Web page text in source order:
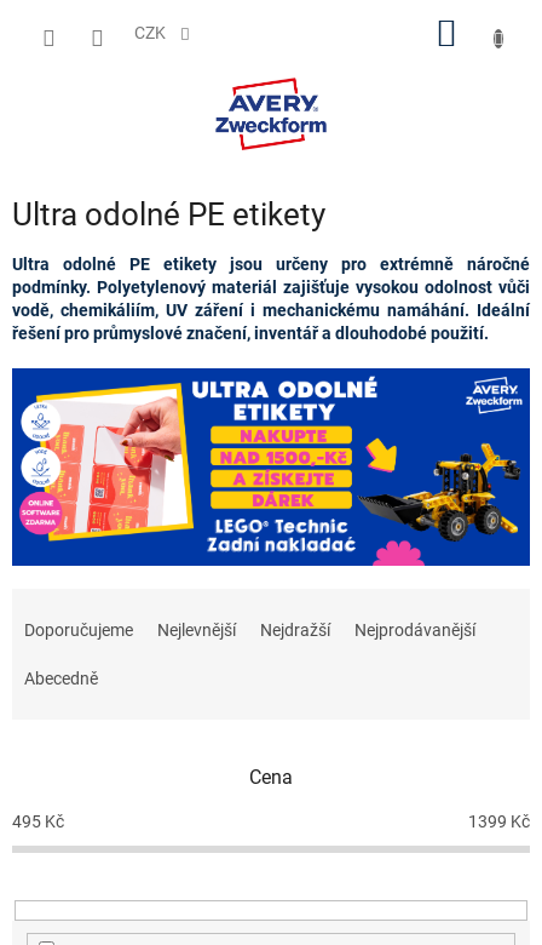
CZK
Ultra odolné PE etikety
Ultra odolné PE etikety jsou určeny pro extrémně náročné
podmínky. Polyetylenový materiál zajišťuje vysokou odolnost vůči
vodě, chemikáliím, UV záření i mechanickému namáhání. Ideální
řešení pro průmyslové značení, inventář a dlouhodobé použití.
o
d
k
t
Doporučujeme Nejlevnější Nejdražší Nejprodávanější
Abecedně
Cena
495 Kč 1399 Kč